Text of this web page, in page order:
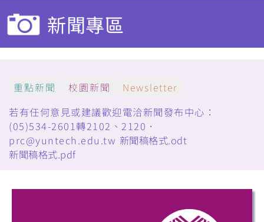
新聞專區
重點新聞 校園新聞
Newsletter
若有任何意見或建議歡迎電洽新聞發布中心：
(05)534-2601轉2102、2120．
prc@yuntech.edu.tw 新聞稿格式.odt
新聞稿格式.pdf